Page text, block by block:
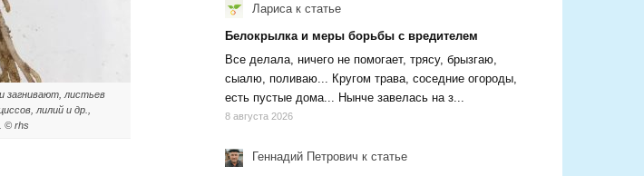
загнивают, листьев
лилий и др.,
© rhs
Лариса к статье
Белокрылка и меры борьбы с вредителем
Все делала, ничего не помогает, трясу, брызгаю,
сыалю, поливаю... Кругом трава, соседние огороды,
есть пустые дома... Нынче завелась на з...
8 августа 2026
Геннадий Петрович к статье